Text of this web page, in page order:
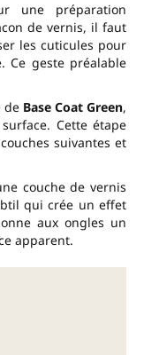
une préparation
de vernis, il faut
les cuticules pour
Ce geste préalable
de Base Coat Green,
Cette étape
suivantes et
couche de vernis
qui crée un effet
aux ongles un
apparent.